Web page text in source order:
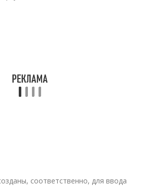
соответственно, для ввода